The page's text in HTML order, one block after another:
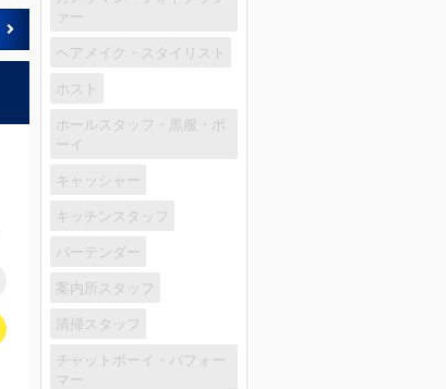
ァー
ヘアメイク・スタイリスト
ホスト
ホールスタッフ・黒服・ボ
ーイ
キャッシャー
キッチンスタッフ
バーテンダー
案内所スタッフ
清掃スタッフ
チャットボーイ・パフォー
マー